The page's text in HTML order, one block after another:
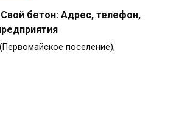
бетон: Адрес, телефон,
поселение),